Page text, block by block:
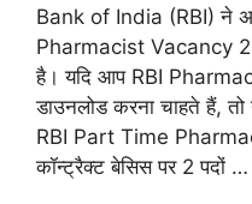
Bank of India (RBI) ने
Pharmacist Vacancy
है। यदि आप RBI
डाउनलोड करना चाहते हैं,
RBI Part Time
कॉन्ट्रैक्ट बेसिस पर 2 पदों …